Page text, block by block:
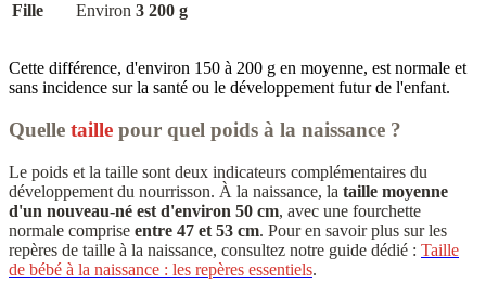
Fille Environ 3 200 g
Cette différence, d'environ 150 à 200 g en moyenne, est normale et
sans incidence sur la santé ou le développement futur de l'enfant.
Quelle taille pour quel poids à la naissance ?
Le poids et la taille sont deux indicateurs complémentaires du
développement du nourrisson. À la naissance, la taille moyenne
d'un nouveau-né est d'environ 50 cm, avec une fourchette
normale comprise entre 47 et 53 cm. Pour en savoir plus sur les
repères de taille à la naissance, consultez notre guide dédié : Taille
de bébé à la naissance : les repères essentiels.